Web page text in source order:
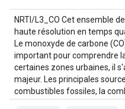
NRTI/L3_CO Cet ensemble
haute résolution en temps
Le monoxyde de carbone
important pour comprendre
certaines zones urbaines, il
majeur. Les principales
combustibles fossiles, la